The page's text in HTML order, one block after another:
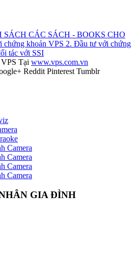
SÁCH CÁC SÁCH - BOOKS CHO
chứng khoán VPS 2. Đầu tư với chứng
tác với SSI
Tại www.vps.com.vn
Reddit Pinterest Tumblr
Camera
Camera
Camera
Camera
GIA ĐÌNH